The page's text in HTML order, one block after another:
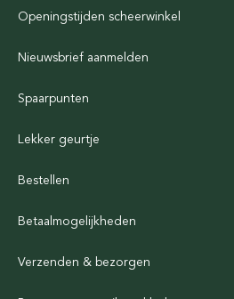
Openingstijden scheerwinkel
Nieuwsbrief aanmelden
Spaarpunten
Lekker geurtje
Bestellen
Betaalmogelijkheden
Verzenden & bezorgen